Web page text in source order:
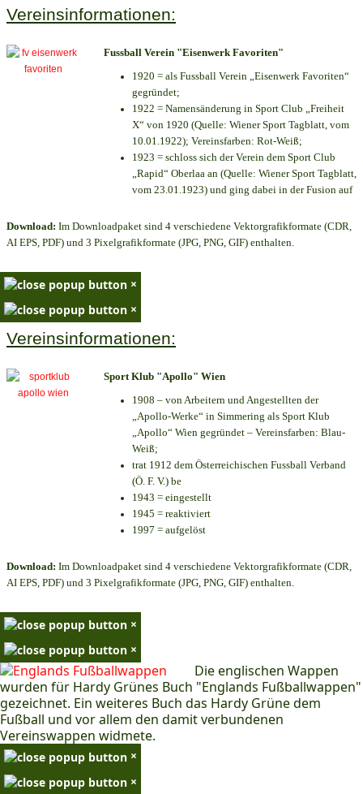
Vereinsinformationen:
Fussball Verein "Eisenwerk Favoriten"
1920 = als Fussball Verein „Eisenwerk Favoriten“
gegründet;
1922 = Namensänderung in Sport Club „Freiheit
X“ von 1920 (Quelle: Wiener Sport Tagblatt, vom
10.01.1922); Vereinsfarben: Rot-Weiß;
1923 = schloss sich der Verein dem Sport Club
„Rapid“ Oberlaa an (Quelle: Wiener Sport Tagblatt,
vom 23.01.1923) und ging dabei in der Fusion auf
Download: Im Downloadpaket sind 4 verschiedene Vektorgrafikformate (CDR,
AI EPS, PDF) und 3 Pixelgrafikformate (JPG, PNG, GIF) enthalten.
×
×
Vereinsinformationen:
Sport Klub "Apollo" Wien
1908 – von Arbeitern und Angestellten der
„Apollo-Werke“ in Simmering als Sport Klub
„Apollo“ Wien gegründet – Vereinsfarben: Blau-
Weiß;
trat 1912 dem Österreichischen Fussball Verband
(Ö. F. V.) be
1943 = eingestellt
1945 = reaktiviert
1997 = aufgelöst
Download: Im Downloadpaket sind 4 verschiedene Vektorgrafikformate (CDR,
AI EPS, PDF) und 3 Pixelgrafikformate (JPG, PNG, GIF) enthalten.
×
×
Die englischen Wappen
wurden für Hardy Grünes Buch "Englands Fußballwappen"
gezeichnet. Ein weiteres Buch das Hardy Grüne dem
Fußball und vor allem den damit verbundenen
Vereinswappen widmete.
×
×